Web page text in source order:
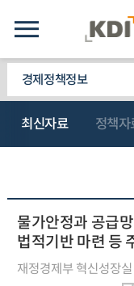
경제정책정보
최신자료 정책자
물가안정과 공급
법적기반 마련 등
재정경제부 혁신성장